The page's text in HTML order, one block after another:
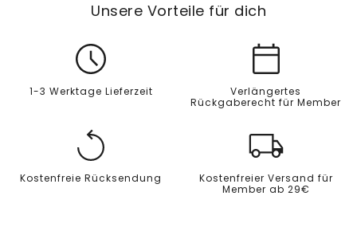
Unsere Vorteile für dich
1-3 Werktage Lieferzeit
Verlängertes
Rückgaberecht für Member
Kostenfreie Rücksendung
Kostenfreier Versand für
Member ab 29€